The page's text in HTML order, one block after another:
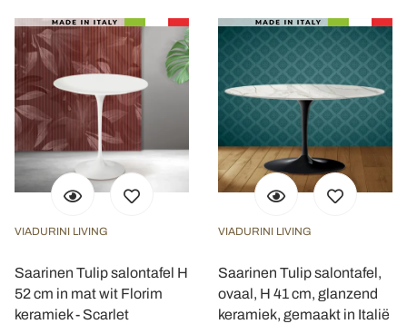
VIADURINI LIVING
Saarinen Tulip salontafel H
52 cm in mat wit Florim
keramiek - Scarlet
VIADURINI LIVING
Saarinen Tulip salontafel,
ovaal, H 41 cm, glanzend
keramiek, gemaakt in Italië